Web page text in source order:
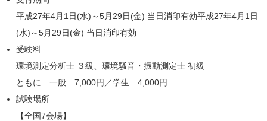
平成27年4月1日(水)～5月29日(金) 当日消印有効平成27年4月1日
(水)～5月29日(金) 当日消印有効
受験料
環境測定分析士 ３級、環境騒音・振動測定士 初級
ともに 一般 7,000円／学生 4,000円
試験場所
【全国7会場】